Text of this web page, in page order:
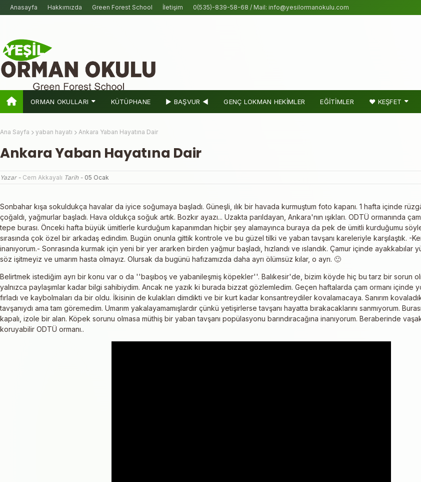
Anasayfa Hakkımızda Green Forest School İletişim 0(535)-839-58-68 / Mail: info@yesilormanokulu.com
ORMAN OKULLARI KÜTÜPHANE ► BAŞVUR ◀ GENÇ LOKMAN HEKİMLER EĞİTİMLER ❤ KEŞFET
Ana Sayfa yaban hayatı Ankara Yaban Hayatına Dair
Ankara Yaban Hayatına Dair
Yazar - Cem Akkayalı Tarih - 05 Ocak
Sonbahar kışa sokuldukça havalar da iyice soğumaya başladı. Güneşli, ılık bir havada kurmuştum foto kapanı. 1 hafta içinde
çoğaldı, yağmurlar başladı. Hava oldukça soğuk artık. Bozkır ayazı... Uzakta parıldayan, Ankara'nın ışıkları. ODTÜ ormanında
tepe burası. Önceki hafta büyük ümitlerle kurduğum kapanımdan hiçbir şey alamayınca buraya da pek de ümitli kurduğumu
sırasında çok özel bir arkadaş edindim. Bugün onunla gittik kontrole ve bu güzel tilki ve yaban tavşanı kareleriyle karşılaştık. -
inanıyorum.- Sonrasında kurmak için yeni bir yer ararken birden yağmur başladı, hızlandı ve ıslandık. Çamur içinde ayakkabılar
söz işitmeyiz ve umarım hasta olmayız. Olursak da bugünü hafızamızda daha ayrı ölümsüz kılar, o ayrı. 🙂
Belirtmek istediğim ayrı bir konu var o da ''başıboş ve yabanileşmiş köpekler''. Balıkesir'de, bizim köyde hiç bu tarz bir sorun
yalnızca paylaşımlar kadar bilgi sahibiydim. Ancak ne yazık ki burada bizzat gözlemledim. Geçen haftalarda çam ormanı içinde
fırladı ve kaybolmaları da bir oldu. İkisinin de kulakları dimdikti ve bir kurt kadar konsantreydiler kovalamacaya. Sanırım
tavşanıydı ama tam göremedim. Umarım yakalayamamışlardır çünkü yetişirlerse tavşanı hayatta bırakacaklarını sanmıyorum.
kapalı, izole bir alan. Köpek sorunu olmasa müthiş bir yaban tavşanı popülasyonu barındıracağına inanıyorum. Beraberinde vaşak
koruyabilir ODTÜ ormanı..